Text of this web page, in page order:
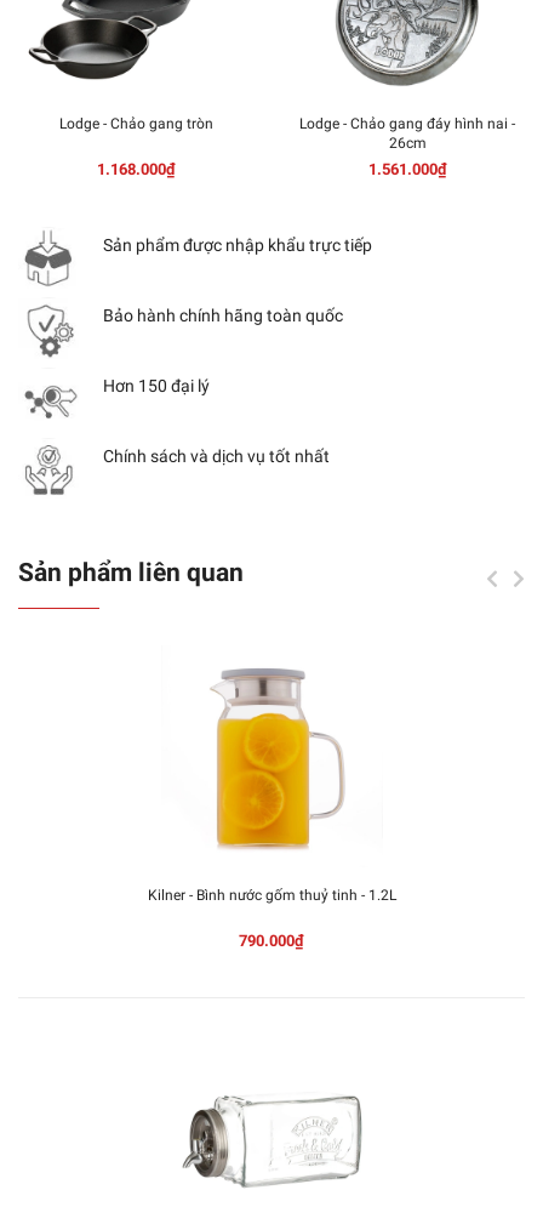
Lodge - Chảo gang tròn
1.168.000₫
Lodge - Chảo gang đáy hình nai -
26cm
1.561.000₫
Sản phẩm được nhập khẩu trực tiếp
Bảo hành chính hãng toàn quốc
Hơn 150 đại lý
Chính sách và dịch vụ tốt nhất
Sản phẩm liên quan
Kilner - Bình nước gốm thuỷ tinh - 1.2L
790.000₫